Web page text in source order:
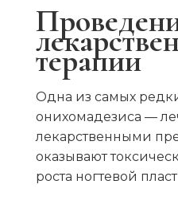
терапии
Одна из самых
онихомадезиса —
лекарственными
оказывают
роста ногтевой